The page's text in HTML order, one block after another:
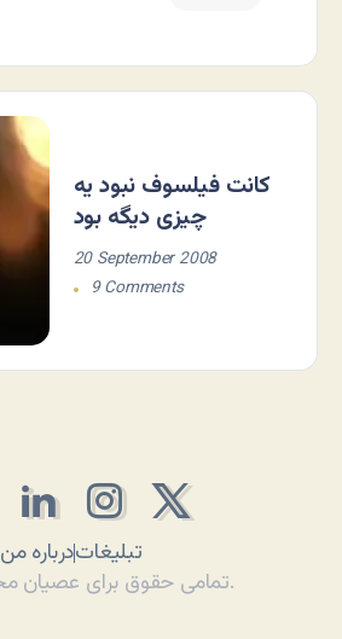
کانت فیلسوف نبود یه
چیزی دیگه بود
20 September 2008
9 Comments
درباره منتبلیغات
تمامی حقوق برای عصیان محفوظ است.